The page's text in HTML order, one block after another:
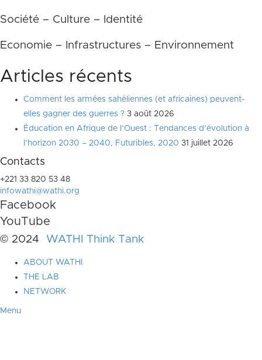
Société – Culture – Identité
Economie – Infrastructures – Environnement
Articles récents
Comment les armées sahéliennes (et africaines) peuvent-
elles gagner des guerres ? 3 août 2026
Éducation en Afrique de l’Ouest : Tendances d’évolution à
l’horizon 2030 – 2040, Futuribles, 2020 31 juillet 2026
Contacts
+221 33 820 53 48
infowathi@wathi.org
Facebook
YouTube
© 2024 WATHI Think Tank
ABOUT WATHI
THE LAB
NETWORK
Menu